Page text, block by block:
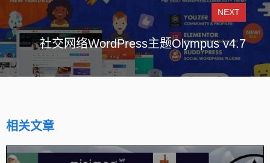
NEXT
社交网络WordPress主题Olympus v4.7
相关文章